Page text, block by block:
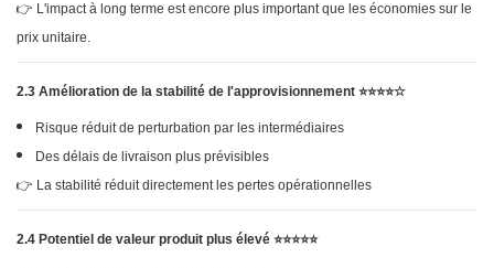
👉 L'impact à long terme est encore plus important que les économies sur le
prix unitaire.
2.3 Amélioration de la stabilité de l'approvisionnement ⭐⭐⭐⭐☆
Risque réduit de perturbation par les intermédiaires
Des délais de livraison plus prévisibles
👉 La stabilité réduit directement les pertes opérationnelles
2.4 Potentiel de valeur produit plus élevé ⭐⭐⭐⭐⭐